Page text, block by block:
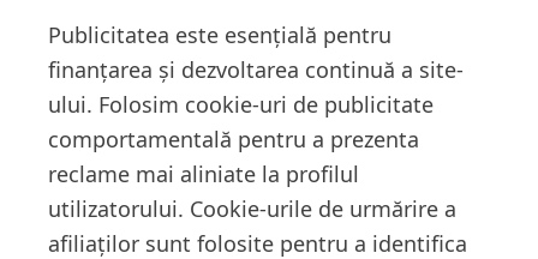
Publicitatea este esențială pentru
finanțarea și dezvoltarea continuă a site-
ului. Folosim cookie-uri de publicitate
comportamentală pentru a prezenta
reclame mai aliniate la profilul
utilizatorului. Cookie-urile de urmărire a
afiliaților sunt folosite pentru a identifica